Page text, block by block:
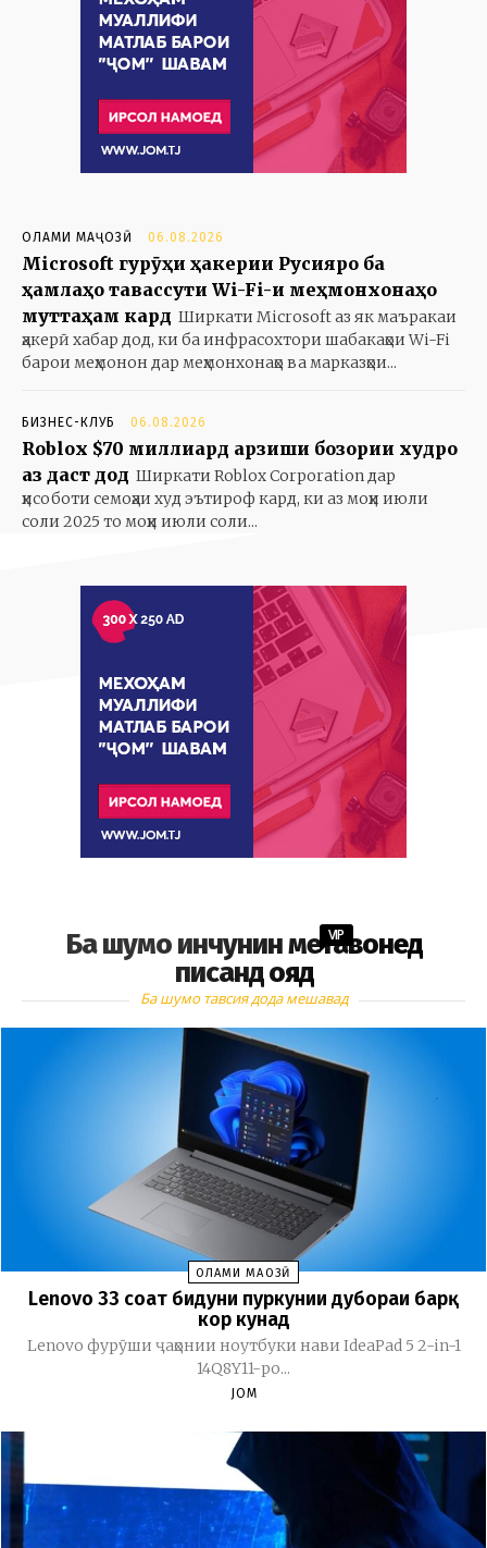
ОЛАМИ МАҶОЗӢ 06.08.2026
Microsoft гурӯҳи ҳакерии Русияро ба
ҳамлаҳо тавассути Wi-Fi-и меҳмонхонаҳо
муттаҳам кард Ширкати Microsoft аз як маъракаи
ҳакерӣ хабар дод, ки ба инфрасохтори шабакаҳои Wi-Fi
барои меҳмонон дар меҳмонхонаҳо ва марказҳои...
БИЗНЕС-КЛУБ 06.08.2026
Roblox $70 миллиард арзиши бозории худро
аз даст дод Ширкати Roblox Corporation дар
ҳисоботи семоҳаи худ эътироф кард, ки аз моҳи июли
соли 2025 то моҳи июли соли...
Ба шумо инчунин метавонед
писанд ояд
VIP
Ба шумо тавсия дода мешавад
ОЛАМИ МАҶОЗӢ
Lenovo 33 соат бидуни пуркунии дубораи барқ
кор кунад
Lenovo фурӯши ҷаҳонии ноутбуки нави IdeaPad 5 2-in-1
14Q8Y11-ро...
JOM